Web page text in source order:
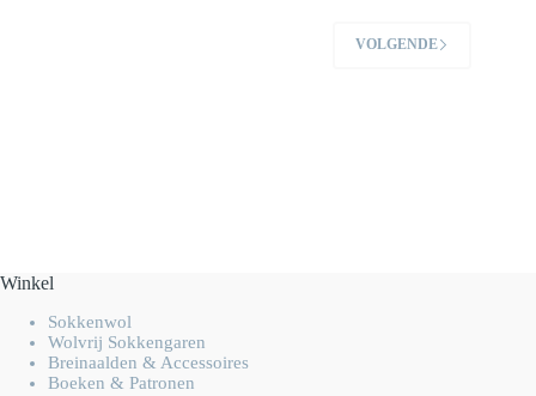
VOLGENDE
Winkel
Sokkenwol
Wolvrij Sokkengaren
Breinaalden & Accessoires
Boeken & Patronen